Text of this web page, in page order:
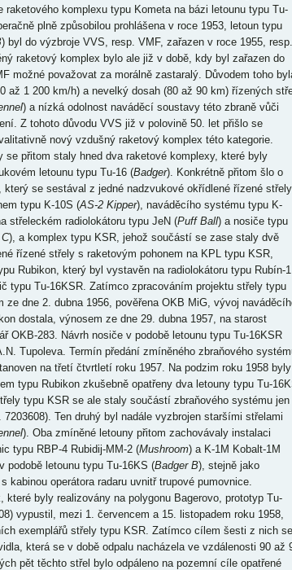
raketového komplexu typu Kometa na bázi letounu typu Tu-
plně způsobilou prohlášena v roce 1953, letoun typu
) byl do výzbroje VVS, resp. VMF, zařazen v roce 1955, resp.
raketový komplex bylo ale již v době, kdy byl zařazen do
možné považovat za morálně zastaralý. Důvodem toho
až 1 200 km/h) a nevelký dosah (80 až 90 km) řízených
) a nízká odolnost naváděcí soustavy této zbraně vůči
Z tohoto důvodu VVS již v polovině 50. let přišlo se
nový vzdušný raketový komplex této kategorie.
se přitom staly hned dva raketové komplexy, které byly
letounu typu Tu-16 (Badger). Konkrétně přitom šlo o
který se sestával z jedné nadzvukové okřídlené řízené střely
typu K-10S (AS-2 Kipper), naváděcího systému typu K-
střeleckém radiolokátoru typu JeN (Puff Ball) a nosiče typu
), a komplex typu KSR, jehož součástí se zase staly dvě
řízené střely s raketovým pohonem na KPL typu KSR,
Rubikon, který byl vystavěn na radiolokátoru typu Rubín-1
typu Tu-16KSR. Zatímco zpracováním projektu střely typu
ze dne 2. dubna 1956, pověřena OKB MiG, vývoj
dostala, výnosem ze dne 29. dubna 1957, na starost
OKB-283. Návrh nosiče v podobě letounu typu Tu-16KSR
Tupoleva. Termín předání zmíněného zbraňového
na třetí čtvrtletí roku 1957. Na podzim roku 1958 byly
typu Rubikon zkušebně opatřeny dva letouny typu Tu-
typu KSR se ale staly součástí zbraňového systému jen
7203608). Ten druhý byl nadále vyzbrojen staršími střelami
). Oba zmíněné letouny přitom zachovávaly instalaci
typu RBP-4 Rubidij-MM-2 (Mushroom) a K-1M Kobalt-1M
podobě letounu typu Tu-16KS (Badger B), stejně jako
kabinou operátora radaru uvnitř trupové pumovnice.
které byly realizovány na polygonu Bagerovo, prototyp Tu-
vypustil, mezi 1. červencem a 15. listopadem roku 1958,
exemplářů střely typu KSR. Zatímco cílem šesti z nich se
která se v době odpalu nacházela ve vzdálenosti 90 až
pět těchto střel bylo odpáleno na pozemní cíle opatřené